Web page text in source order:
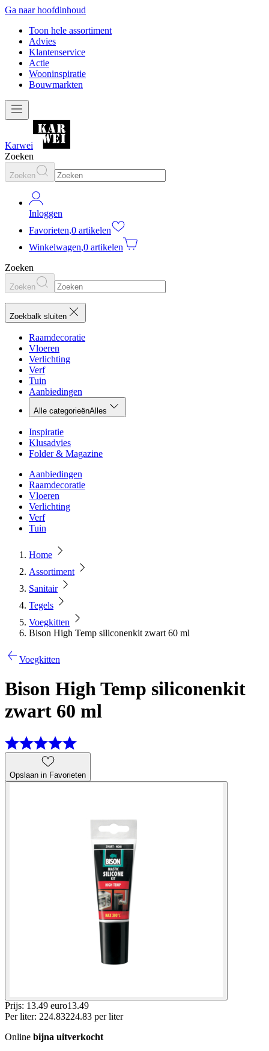
Ga naar hoofdinhoud
Toon hele assortiment
Advies
Klantenservice
Actie
Wooninspiratie
Bouwmarkten
Karwei
Zoeken
Zoeken
Inloggen
Favorieten,0 artikelen
Winkelwagen,0 artikelen
Zoeken
Zoeken
Zoekbalk sluiten
Raamdecoratie
Vloeren
Verlichting
Verf
Tuin
Aanbiedingen
Alle categorieënAlles
Inspiratie
Klusadvies
Folder & Magazine
Aanbiedingen
Raamdecoratie
Vloeren
Verlichting
Verf
Tuin
Home
Assortiment
Sanitair
Tegels
Voegkitten
Bison High Temp siliconenkit zwart 60 ml
Voegkitten
Bison High Temp siliconenkit
zwart 60 ml
Opslaan in Favorieten
Prijs: 13.49 euro13.49
Per liter: 224.83224.83 per liter
Online bijna uitverkocht